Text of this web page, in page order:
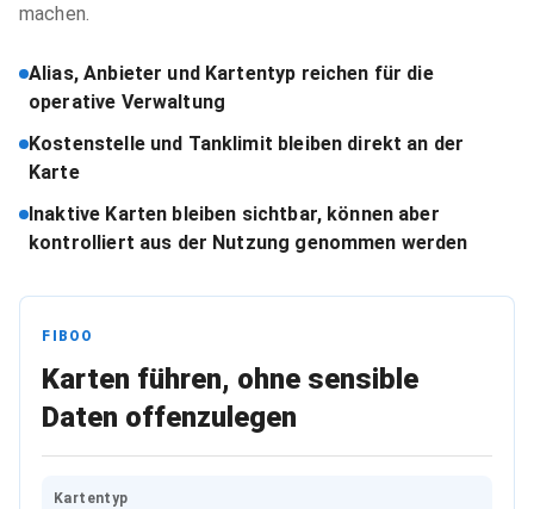
machen.
Alias, Anbieter und Kartentyp reichen für die
operative Verwaltung
Kostenstelle und Tanklimit bleiben direkt an der
Karte
Inaktive Karten bleiben sichtbar, können aber
kontrolliert aus der Nutzung genommen werden
FIBOO
Karten führen, ohne sensible
Daten offenzulegen
Kartentyp